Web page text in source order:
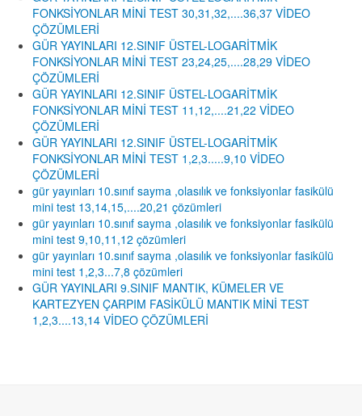
FONKSİYONLAR MİNİ TEST 30,31,32,....36,37 VİDEO
ÇÖZÜMLERİ
GÜR YAYINLARI 12.SINIF ÜSTEL-LOGARİTMİK
FONKSİYONLAR MİNİ TEST 23,24,25,....28,29 VİDEO
ÇÖZÜMLERİ
GÜR YAYINLARI 12.SINIF ÜSTEL-LOGARİTMİK
FONKSİYONLAR MİNİ TEST 11,12,....21,22 VİDEO
ÇÖZÜMLERİ
GÜR YAYINLARI 12.SINIF ÜSTEL-LOGARİTMİK
FONKSİYONLAR MİNİ TEST 1,2,3.....9,10 VİDEO
ÇÖZÜMLERİ
gür yayınları 10.sınıf sayma ,olasılık ve fonksiyonlar fasikülü
mini test 13,14,15,....20,21 çözümleri
gür yayınları 10.sınıf sayma ,olasılık ve fonksiyonlar fasikülü
mini test 9,10,11,12 çözümleri
gür yayınları 10.sınıf sayma ,olasılık ve fonksiyonlar fasikülü
mini test 1,2,3...7,8 çözümleri
GÜR YAYINLARI 9.SINIF MANTIK, KÜMELER VE
KARTEZYEN ÇARPIM FASİKÜLÜ MANTIK MİNİ TEST
1,2,3....13,14 VİDEO ÇÖZÜMLERİ